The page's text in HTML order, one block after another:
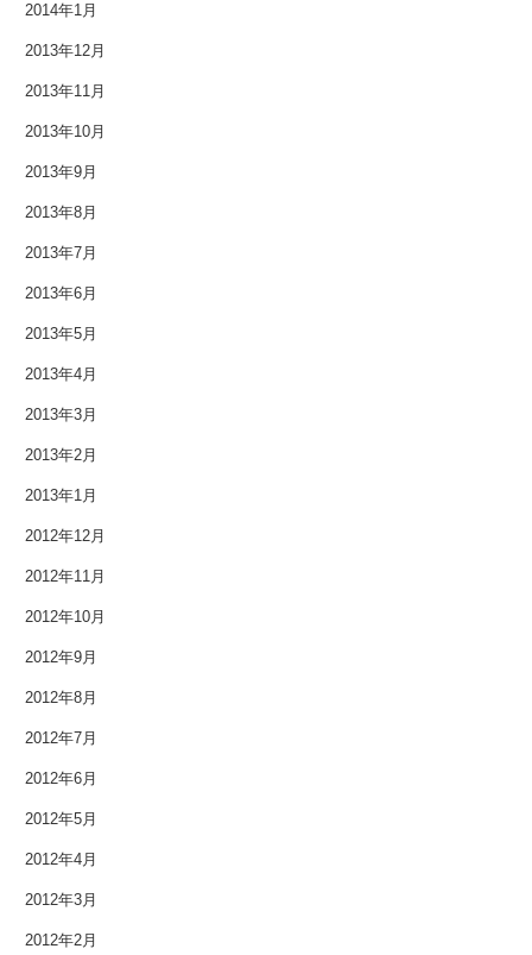
2014年1月
2013年12月
2013年11月
2013年10月
2013年9月
2013年8月
2013年7月
2013年6月
2013年5月
2013年4月
2013年3月
2013年2月
2013年1月
2012年12月
2012年11月
2012年10月
2012年9月
2012年8月
2012年7月
2012年6月
2012年5月
2012年4月
2012年3月
2012年2月